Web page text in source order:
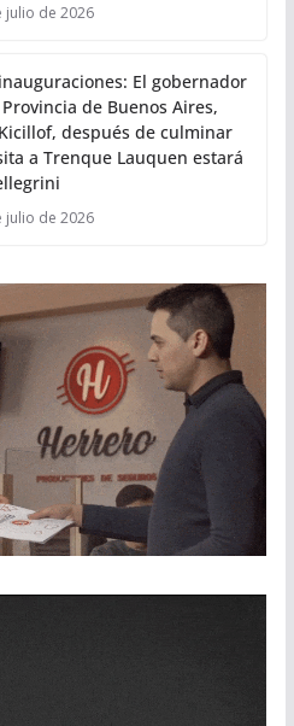
julio de 2026
El gobernador
de Buenos Aires,
después de culminar
a Trenque Lauquen estará
julio de 2026